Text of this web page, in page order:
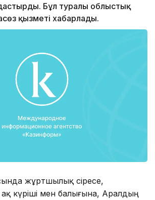
Бұл туралы облыстық
қызметі хабарлады.
жұртшылық әсіресе,
күріші мен балығына, Аралдың